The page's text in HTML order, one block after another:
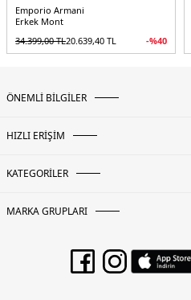
Emporio Armani
Erkek Mont
34.399,00TL20.639,40 TL -%40
ÖNEMLİ BİLGİLER
HIZLI ERİŞİM
KATEGORİLER
MARKA GRUPLARI